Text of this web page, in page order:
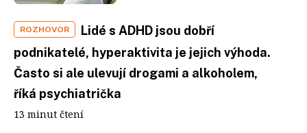
ROZHOVOR
Lidé s ADHD jsou dobří
podnikatelé, hyperaktivita je jejich výhoda.
Často si ale ulevují drogami a alkoholem,
říká psychiatrička
13 minut čtení